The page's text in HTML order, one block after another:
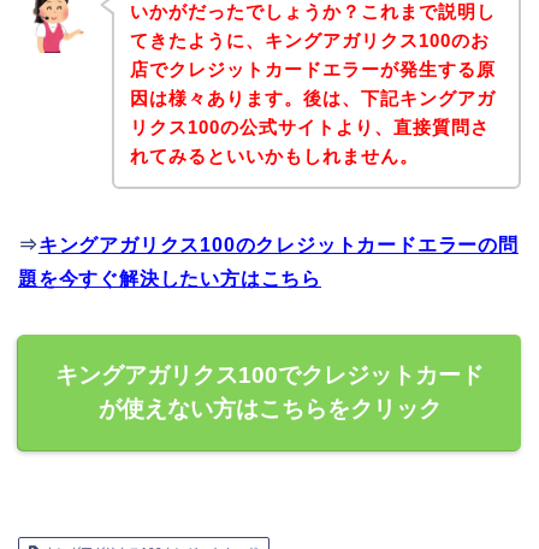
いかがだったでしょうか？これまで説明し
てきたように、キングアガリクス100のお
店でクレジットカードエラーが発生する原
因は様々あります。後は、下記キングアガ
リクス100の公式サイトより、直接質問さ
れてみるといいかもしれません。
⇒キングアガリクス100のクレジットカードエラーの問
題を今すぐ解決したい方はこちら
キングアガリクス100でクレジットカード
が使えない方はこちらをクリック